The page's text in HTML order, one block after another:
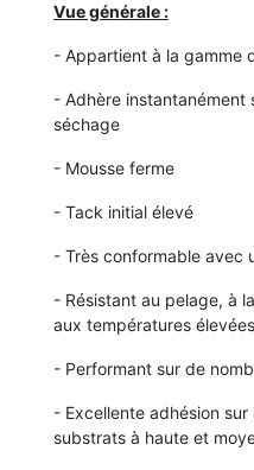
Vue générale :
- Appartient à la gamme
- Adhère instantanément
séchage
- Mousse ferme
- Tack initial élevé
- Très conformable avec
- Résistant au pelage, à
aux températures
- Performant sur de
- Excellente adhésion
substrats à haute et